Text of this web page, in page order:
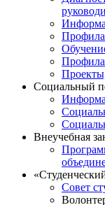
Социальный
Внеучебная
Совет